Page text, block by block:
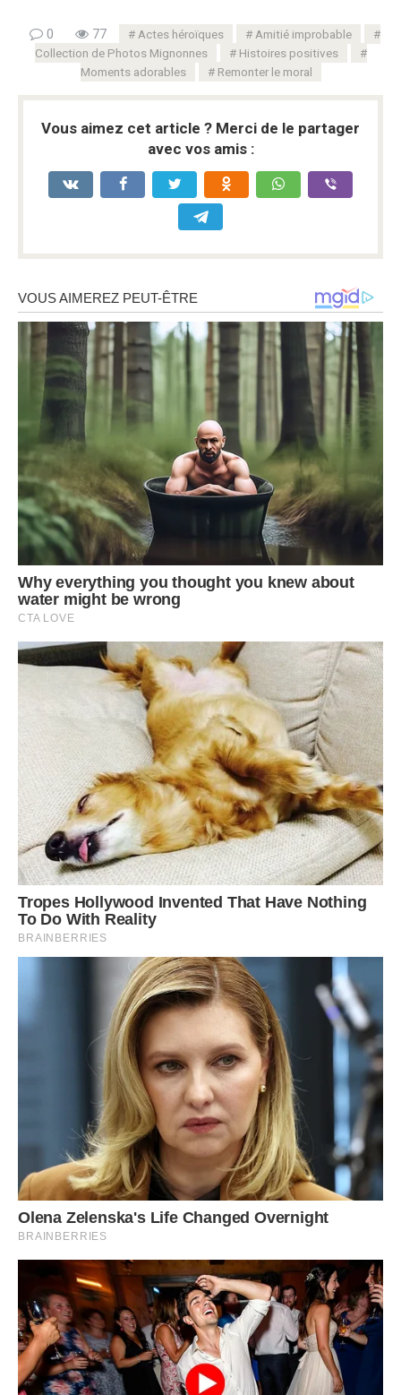
0 77 Actes héroïques
Amitié improbable
Collection de Photos Mignonnes
Histoires positives
Moments adorables
Remonter le moral
Vous aimez cet article ? Merci de le partager
avec vos amis :